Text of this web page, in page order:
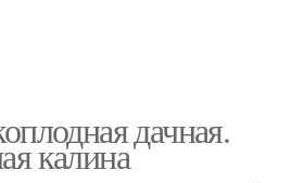
дачная.
калина